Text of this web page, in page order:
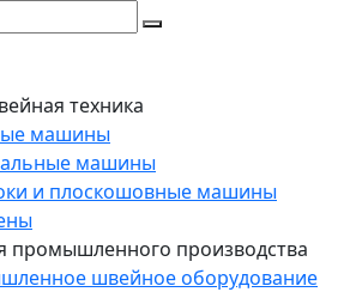
техника
машины
машины
и плоскошовные машины
промышленного производства
швейное оборудование